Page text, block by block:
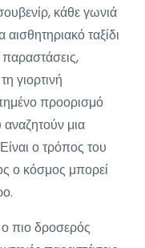
κάθε γωνιά
ταξίδι
γιορτινή
προορισμό
αναζητούν μια
ο τρόπος του
ο κόσμος μπορεί
πιο δροσερός